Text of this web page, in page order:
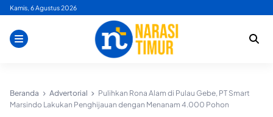
Skip
content
Kamis, 6 Agustus 2026
Beranda Advertorial
Pulihkan Rona Alam di Pulau Gebe, PT Smart
Marsindo Lakukan Penghijauan dengan Menanam 4.000 Pohon